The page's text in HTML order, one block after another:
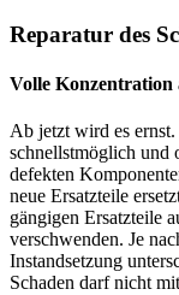
Reparatur des
Volle Konzentration
Ab jetzt wird es
schnellstmöglich und
defekten
neue Ersatzteile
gängigen Ersatzteile
verschwenden. Je
Instandsetzung
Schaden darf nicht